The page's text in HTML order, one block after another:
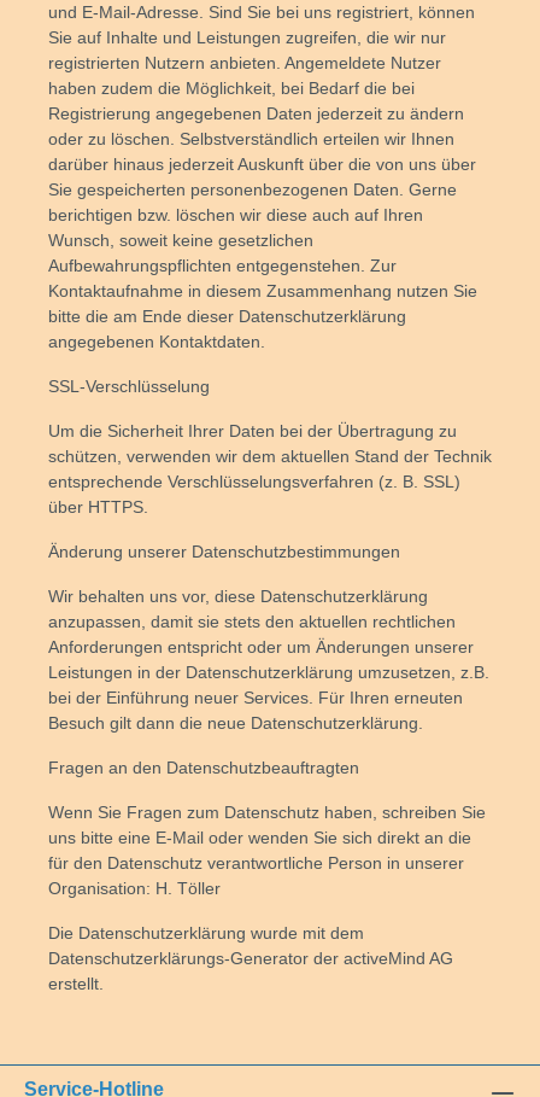
und E-Mail-Adresse. Sind Sie bei uns registriert, können
Sie auf Inhalte und Leistungen zugreifen, die wir nur
registrierten Nutzern anbieten. Angemeldete Nutzer
haben zudem die Möglichkeit, bei Bedarf die bei
Registrierung angegebenen Daten jederzeit zu ändern
oder zu löschen. Selbstverständlich erteilen wir Ihnen
darüber hinaus jederzeit Auskunft über die von uns über
Sie gespeicherten personenbezogenen Daten. Gerne
berichtigen bzw. löschen wir diese auch auf Ihren
Wunsch, soweit keine gesetzlichen
Aufbewahrungspflichten entgegenstehen. Zur
Kontaktaufnahme in diesem Zusammenhang nutzen Sie
bitte die am Ende dieser Datenschutzerklärung
angegebenen Kontaktdaten.
SSL-Verschlüsselung
Um die Sicherheit Ihrer Daten bei der Übertragung zu
schützen, verwenden wir dem aktuellen Stand der Technik
entsprechende Verschlüsselungsverfahren (z. B. SSL)
über HTTPS.
Änderung unserer Datenschutzbestimmungen
Wir behalten uns vor, diese Datenschutzerklärung
anzupassen, damit sie stets den aktuellen rechtlichen
Anforderungen entspricht oder um Änderungen unserer
Leistungen in der Datenschutzerklärung umzusetzen, z.B.
bei der Einführung neuer Services. Für Ihren erneuten
Besuch gilt dann die neue Datenschutzerklärung.
Fragen an den Datenschutzbeauftragten
Wenn Sie Fragen zum Datenschutz haben, schreiben Sie
uns bitte eine E-Mail oder wenden Sie sich direkt an die
für den Datenschutz verantwortliche Person in unserer
Organisation: H. Töller
Die Datenschutzerklärung wurde mit dem
Datenschutzerklärungs-Generator der activeMind AG
erstellt.
Service-Hotline